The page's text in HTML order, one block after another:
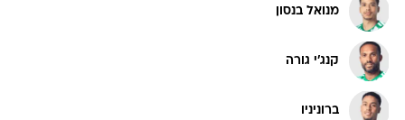
מנואל בנסון
קנג'י גורה
ברוניניו